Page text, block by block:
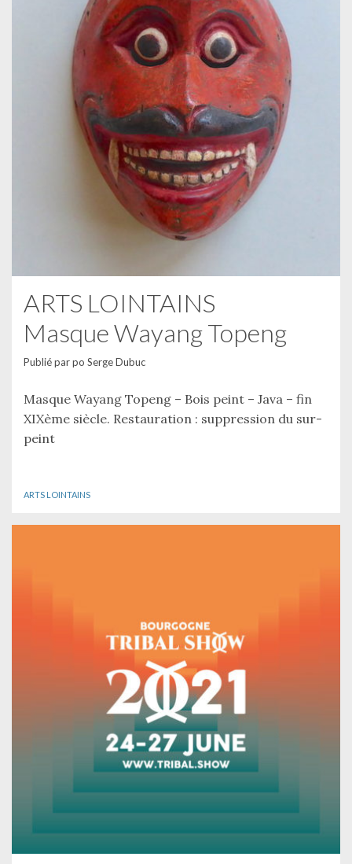
ARTS LOINTAINS
Masque Wayang Topeng
Publié parpo Serge Dubuc
Masque Wayang Topeng – Bois peint – Java – fin
XIXème siècle. Restauration : suppression du sur-
peint
ARTS LOINTAINS